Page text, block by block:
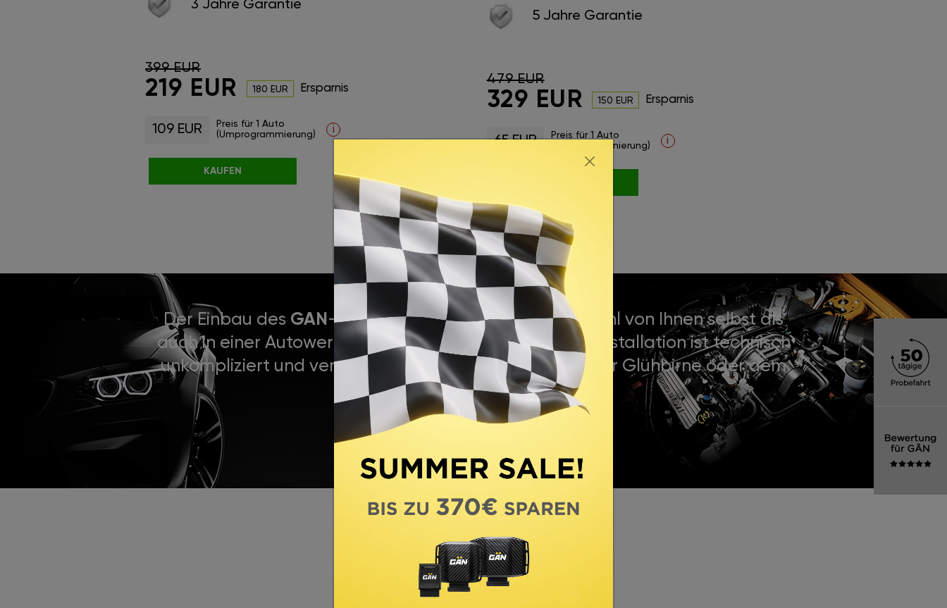
5 Jahre Garantie
479 EUR
329 EUR 150 EUR Ersparnis
65 EUR
Preis für 1 Auto
(Umprogrammierung)
i
3 Jahre Garantie
399 EUR
219 EUR 180 EUR Ersparnis
109 EUR
Preis für 1 Auto
(Umprogrammierung)
i
KAUFEN
Der Einbau des GAN -Moduls ist einfach und kann sowohl von Ihnen selbst als
auch in einer Autowerkstatt durchgeführt werden. Die Installation ist technisch
unkompliziert und vergleichbar mit dem Austausch einer Glühbirne oder dem
Wechseln einer Batterie.
BEWERTUNGEN